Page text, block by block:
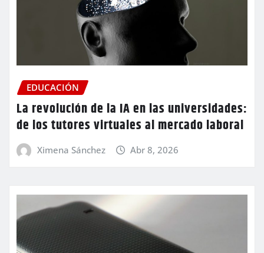
EDUCACIÓN
La revolución de la IA en las universidades:
de los tutores virtuales al mercado laboral
Ximena Sánchez Abr 8, 2026